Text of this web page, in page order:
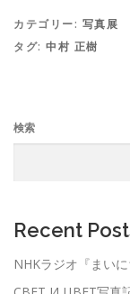
カテゴリー: 写真展
タグ: 中村 正樹
検索
Recent
NHKラジオ『まい